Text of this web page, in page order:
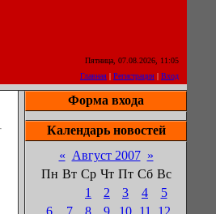
Пятница, 07.08.2026, 11:05
Главная | Регистрация | Вход
Форма входа
Календарь новостей
« Август 2007 »
Пн Вт Ср Чт Пт Сб Вс
1
2 3 4
5
6
7 8 9 10 11
12